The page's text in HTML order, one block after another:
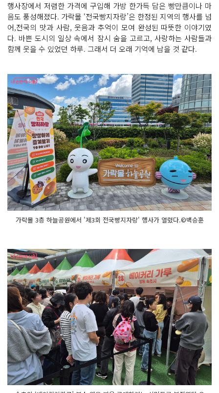
행사장에서 저렴한 가격에 구입해 가방 한가득 담은 빵만큼이나 마
음도 풍성해졌다. 가락몰 ‘전국빵지자랑’은 한정된 지역의 행사를 넘
어,전국의 맛과 사람, 웃음과 추억이 모여 완성된 따뜻한 이야기였
다. 바쁜 도시의 일상 속에서 잠시 숨을 고르고, 사랑하는 사람들과
함께 웃을 수 있었던 하루. 그래서 더 오래 기억에 남을 것 같다.
가락몰 3층 하늘공원에서 '제3회 전국빵지자랑' 행사가 열렸다.©백승훈